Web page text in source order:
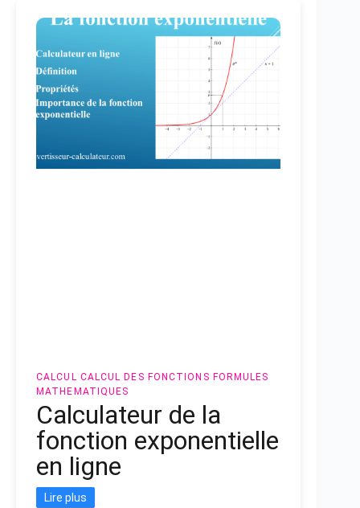
CALCUL CALCUL DES FONCTIONS FORMULES
MATHEMATIQUES
Calculateur de la
fonction exponentielle
en ligne
Lire plus